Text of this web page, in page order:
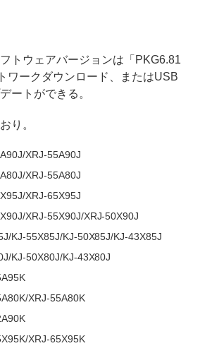
トウェアバージョンは「PKG6.81
ワークダウンロード、またはUSB
ートができる。
り。
XRJ-55A90J
XRJ-55A80J
XRJ-65X95J
XRJ-55X90J/XRJ-50X90J
KJ-55X85J/KJ-50X85J/KJ-43X85J
KJ-50X80J/KJ-43X80J
XRJ-55A80K
XRJ-65X95K